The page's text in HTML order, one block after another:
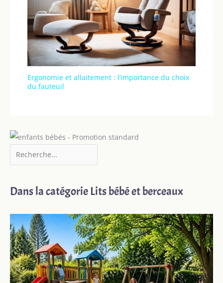
Ergonomie et allaitement : l’importance du choix
du fauteuil
Dans la catégorie Lits bébé et berceaux